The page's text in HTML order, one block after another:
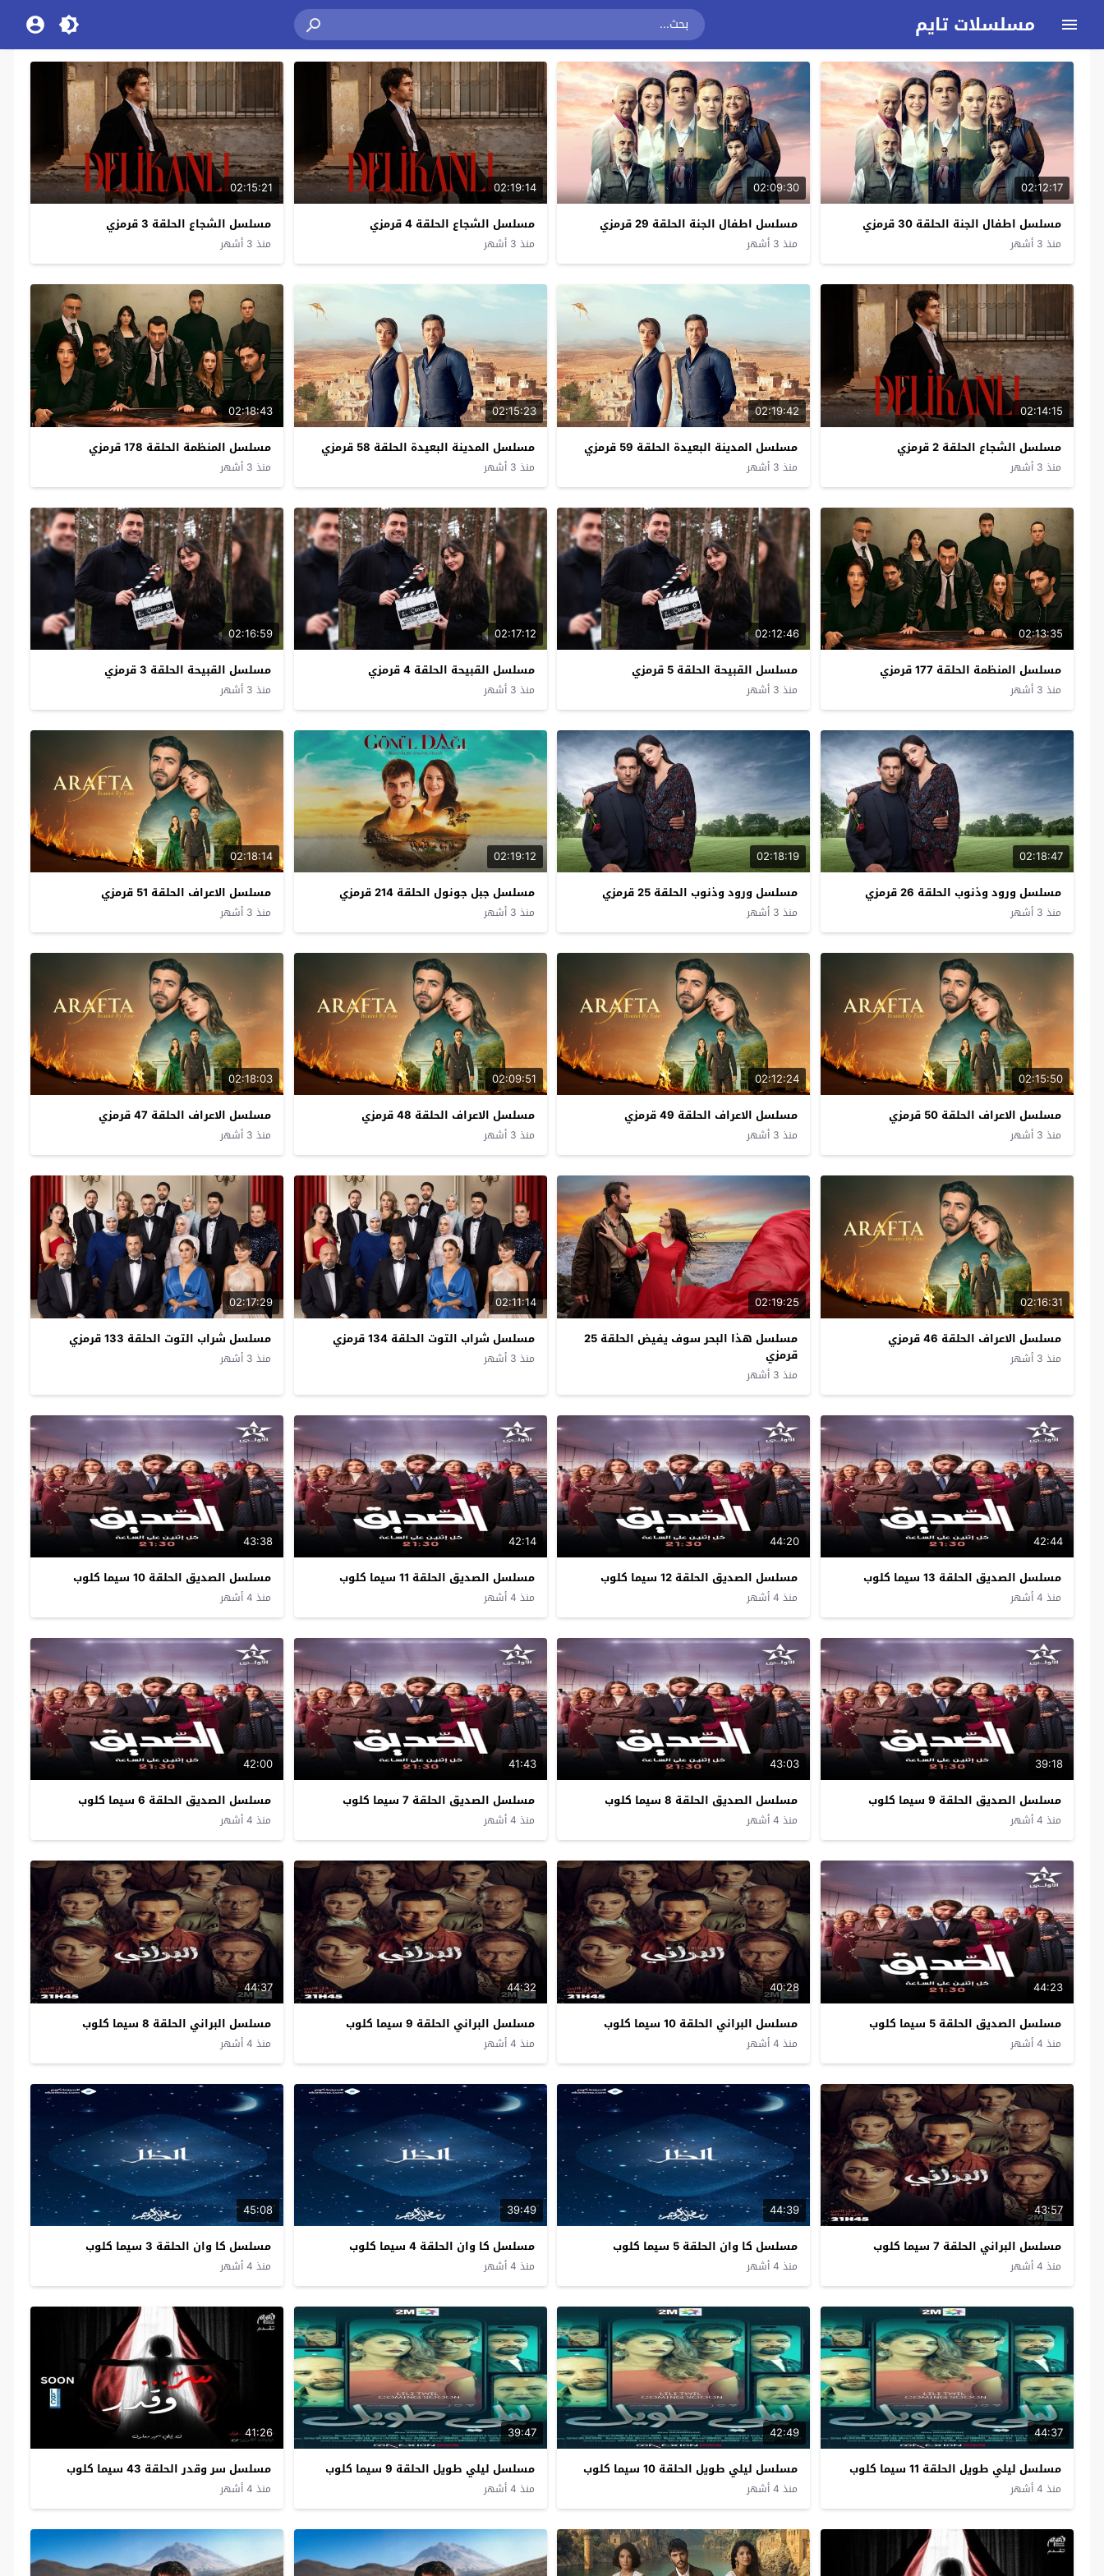
مسلسلات تايم
02:12:17
مسلسل اطفال الجنة الحلقة 30 قرمزي
منذ 3 أشهر
02:09:30
مسلسل اطفال الجنة الحلقة 29 قرمزي
منذ 3 أشهر
02:19:14
مسلسل الشجاع الحلقة 4 قرمزي
منذ 3 أشهر
02:15:21
مسلسل الشجاع الحلقة 3 قرمزي
منذ 3 أشهر
02:14:15
مسلسل الشجاع الحلقة 2 قرمزي
منذ 3 أشهر
02:19:42
مسلسل المدينة البعيدة الحلقة 59 قرمزي
منذ 3 أشهر
02:15:23
مسلسل المدينة البعيدة الحلقة 58 قرمزي
منذ 3 أشهر
02:18:43
مسلسل المنظمة الحلقة 178 قرمزي
منذ 3 أشهر
02:13:35
مسلسل المنظمة الحلقة 177 قرمزي
منذ 3 أشهر
02:12:46
مسلسل القبيحة الحلقة 5 قرمزي
منذ 3 أشهر
02:17:12
مسلسل القبيحة الحلقة 4 قرمزي
منذ 3 أشهر
02:16:59
مسلسل القبيحة الحلقة 3 قرمزي
منذ 3 أشهر
02:18:47
مسلسل ورود وذنوب الحلقة 26 قرمزي
منذ 3 أشهر
02:18:19
مسلسل ورود وذنوب الحلقة 25 قرمزي
منذ 3 أشهر
02:19:12
مسلسل جبل جونول الحلقة 214 قرمزي
منذ 3 أشهر
02:18:14
مسلسل الاعراف الحلقة 51 قرمزي
منذ 3 أشهر
02:15:50
مسلسل الاعراف الحلقة 50 قرمزي
منذ 3 أشهر
02:12:24
مسلسل الاعراف الحلقة 49 قرمزي
منذ 3 أشهر
02:09:51
مسلسل الاعراف الحلقة 48 قرمزي
منذ 3 أشهر
02:18:03
مسلسل الاعراف الحلقة 47 قرمزي
منذ 3 أشهر
02:16:31
مسلسل الاعراف الحلقة 46 قرمزي
منذ 3 أشهر
02:19:25
مسلسل هذا البحر سوف يفيض الحلقة 25
قرمزي
منذ 3 أشهر
02:11:14
مسلسل شراب التوت الحلقة 134 قرمزي
منذ 3 أشهر
02:17:29
مسلسل شراب التوت الحلقة 133 قرمزي
منذ 3 أشهر
42:44
مسلسل الصديق الحلقة 13 سيما كلوب
منذ 4 أشهر
44:20
مسلسل الصديق الحلقة 12 سيما كلوب
منذ 4 أشهر
42:14
مسلسل الصديق الحلقة 11 سيما كلوب
منذ 4 أشهر
43:38
مسلسل الصديق الحلقة 10 سيما كلوب
منذ 4 أشهر
39:18
مسلسل الصديق الحلقة 9 سيما كلوب
منذ 4 أشهر
43:03
مسلسل الصديق الحلقة 8 سيما كلوب
منذ 4 أشهر
41:43
مسلسل الصديق الحلقة 7 سيما كلوب
منذ 4 أشهر
42:00
مسلسل الصديق الحلقة 6 سيما كلوب
منذ 4 أشهر
44:23
مسلسل الصديق الحلقة 5 سيما كلوب
منذ 4 أشهر
40:28
مسلسل البراني الحلقة 10 سيما كلوب
منذ 4 أشهر
44:32
مسلسل البراني الحلقة 9 سيما كلوب
منذ 4 أشهر
44:37
مسلسل البراني الحلقة 8 سيما كلوب
منذ 4 أشهر
43:57
مسلسل البراني الحلقة 7 سيما كلوب
منذ 4 أشهر
44:39
مسلسل كا وان الحلقة 5 سيما كلوب
منذ 4 أشهر
39:49
مسلسل كا وان الحلقة 4 سيما كلوب
منذ 4 أشهر
45:08
مسلسل كا وان الحلقة 3 سيما كلوب
منذ 4 أشهر
44:37
مسلسل ليلي طويل الحلقة 11 سيما كلوب
منذ 4 أشهر
42:49
مسلسل ليلي طويل الحلقة 10 سيما كلوب
منذ 4 أشهر
39:47
مسلسل ليلي طويل الحلقة 9 سيما كلوب
منذ 4 أشهر
41:26
مسلسل سر وقدر الحلقة 43 سيما كلوب
منذ 4 أشهر